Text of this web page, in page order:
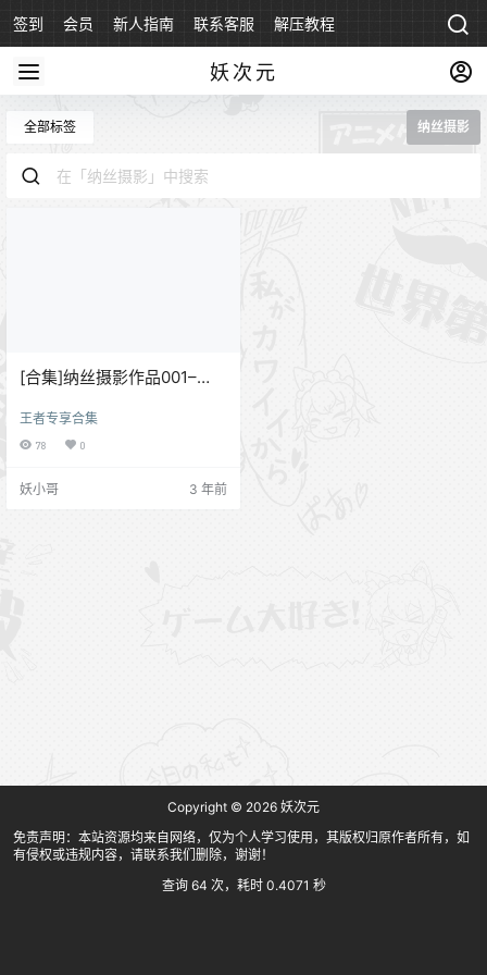
签到 会员 新人指南 联系客服 解压教程
妖次元
全部标签 纳丝摄影
[合集]纳丝摄影作品001–
王者专享合集
78 0
妖小哥 3 年前
Copyright © 2026 妖次元
免责声明：本站资源均来自网络，仅为个人学习使用，其版权归原作者所有，如
有侵权或违规内容，请联系我们删除，谢谢！
查询 64 次，耗时 0.4071 秒